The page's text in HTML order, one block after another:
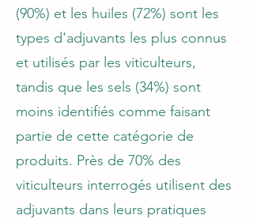
(90%) et les huiles (72%) sont les
types d'adjuvants les plus connus
et utilisés par les viticulteurs,
tandis que les sels (34%) sont
moins identifiés comme faisant
partie de cette catégorie de
produits. Près de 70% des
viticulteurs interrogés utilisent des
adjuvants dans leurs pratiques